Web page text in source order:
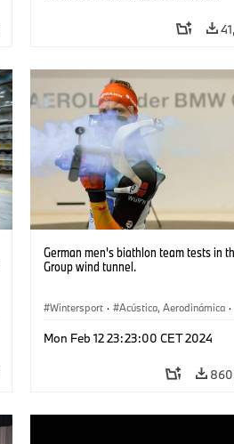
German men's biathlon team tests in
Group wind tunnel.
Wintersport · Acústica, Aerodinámica ·
Mon Feb 12 23:23:00 CET 2024